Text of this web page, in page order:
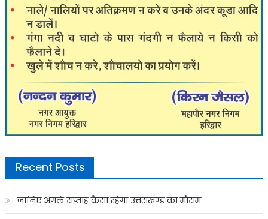
Recent Posts
जानिए अगले सप्ताह कैसा रहेगा उत्तराखण्ड का मौसम